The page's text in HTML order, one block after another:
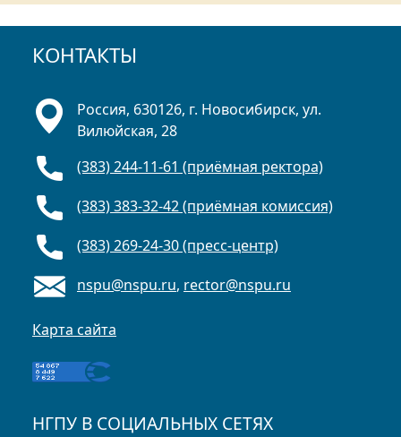
КОНТАКТЫ
Россия, 630126, г. Новосибирск, ул.
Вилюйская, 28
(383) 244-11-61 (приёмная ректора)
(383) 383-32-42 (приёмная комиссия)
(383) 269-24-30 (пресс-центр)
nspu@nspu.ru, rector@nspu.ru
Карта сайта
НГПУ В СОЦИАЛЬНЫХ СЕТЯХ